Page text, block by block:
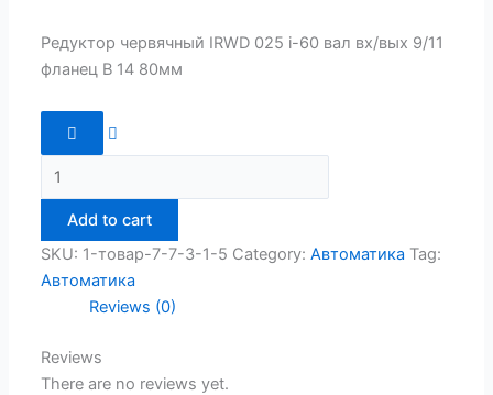
Редуктор червячный IRWD 025 i-60 вал вх/вых 9/11
фланец B 14 80мм
Add to cart
SKU: 1-товар-7-7-3-1-5 Category:Автоматика Tag:
Автоматика
Reviews (0)
Reviews
There are no reviews yet.